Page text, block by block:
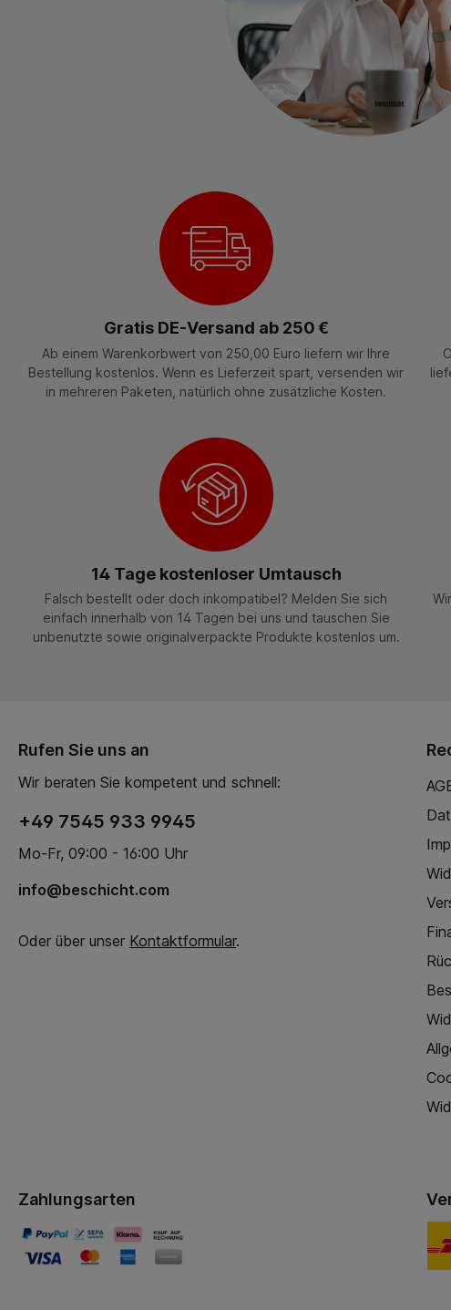
Gratis DE-Versand ab 250 €
Ab einem Warenkorbwert von 250,00 Euro liefern wir Ihre
Bestellung kostenlos. Wenn es Lieferzeit spart, versenden wir
in mehreren Paketen, natürlich ohne zusätzliche Kosten.
14 Tage kostenloser Umtausch
Falsch bestellt oder doch inkompatibel? Melden Sie sich
einfach innerhalb von 14 Tagen bei uns und tauschen Sie
unbenutzte sowie originalverpackte Produkte kostenlos um.
Rufen Sie uns an
Wir beraten Sie kompetent und schnell:
+49 7545 933 9945
Mo-Fr, 09:00 - 16:00 Uhr
info@beschicht.com
Oder über unser Kontaktformular.
Zahlungsarten